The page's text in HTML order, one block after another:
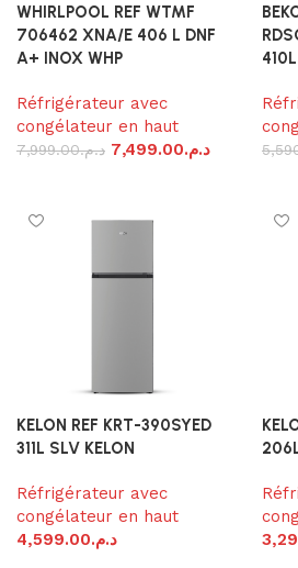
WHIRLPOOL REF WTMF
706462 XNA/E 406 L DNF
A+ INOX WHP
Réfrigérateur avec
congélateur en haut
د.م.7,999.00 د.م.7,499.00
KELON REF KRT-390SYED
311L SLV KELON
Réfrigérateur avec
congélateur en haut
د.م.4,599.00